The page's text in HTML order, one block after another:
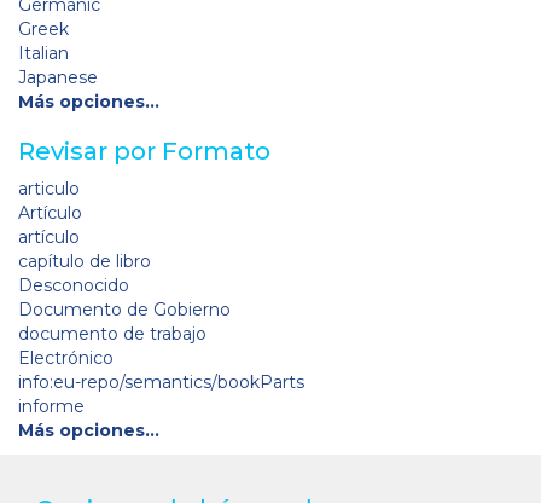
Germanic
Greek
Italian
Japanese
Más opciones…
Revisar por Formato
articulo
Artículo
artículo
capítulo de libro
Desconocido
Documento de Gobierno
documento de trabajo
Electrónico
info:eu-repo/semantics/bookParts
informe
Más opciones…